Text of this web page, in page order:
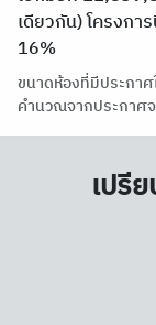
เดียวกัน) โครงก
16%
ขนาดห้องที่มีประกาศ
คำนวณจากประกาศ
เปรี